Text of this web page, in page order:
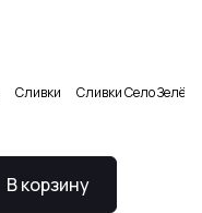
Сливки Сливки Село
В корзину